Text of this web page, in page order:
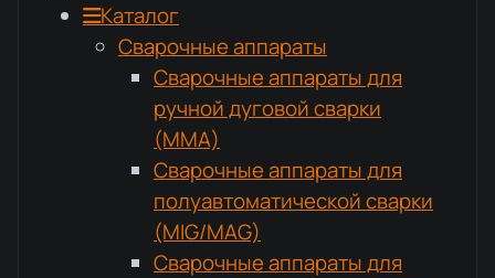
Каталог
Сварочные аппараты
Сварочные аппараты для
ручной дуговой сварки
(MMA)
Сварочные аппараты для
полуавтоматической сварки
(MIG/MAG)
Сварочные аппараты для